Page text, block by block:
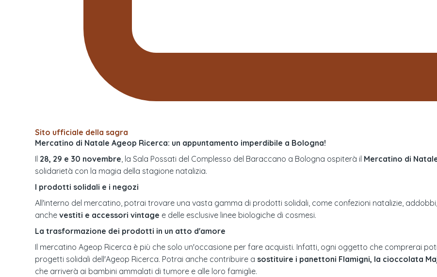
Sito ufficiale della sagra
Mercatino di Natale Ageop Ricerca: un appuntamento imperdibile a Bologna!
Il 28, 29 e 30 novembre , la Sala Possati del Complesso del Baraccano a Bologna ospiterà il Mercatino di
solidarietà con la magia della stagione natalizia.
I prodotti solidali e i negozi
All'interno del mercatino, potrai trovare una vasta gamma di prodotti solidali, come confezioni natalizie,
anche vestiti e accessori vintage e delle esclusive linee biologiche di cosmesi.
La trasformazione dei prodotti in un atto d'amore
Il mercatino Ageop Ricerca è più che solo un'occasione per fare acquisti. Infatti, ogni oggetto che comprerai
progetti solidali dell'Ageop Ricerca. Potrai anche contribuire a sostituire i panettoni Flamigni, la cioccolata
che arriverà ai bambini ammalati di tumore e alle loro famiglie.